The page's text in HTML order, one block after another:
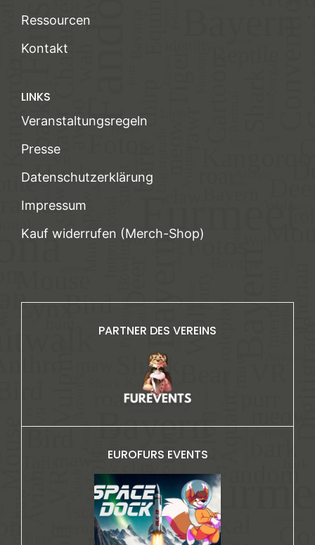
Ressourcen
Kontakt
LINKS
Veranstaltungsregeln
Presse
Datenschutzerklärung
Impressum
Kauf widerrufen (Merch-Shop)
PARTNER DES VEREINS
EUROFURS EVENTS